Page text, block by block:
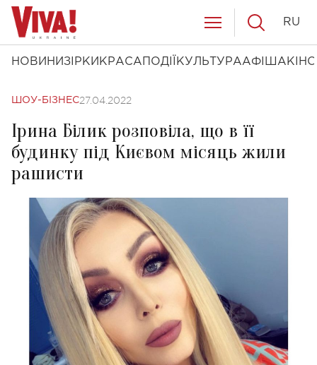
НОВИНИ ЗІРКИ КРАСА ПОДІЇ КУЛЬТУРААФІША КІНО
RU
ШОУ-БІЗНЕС27.04.2022
Ірина Білик розповіла, що в її
будинку під Києвом місяць жили
рашисти